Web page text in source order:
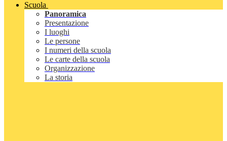
Scuola
Panoramica
Presentazione
I luoghi
Le persone
I numeri della scuola
Le carte della scuola
Organizzazione
La storia